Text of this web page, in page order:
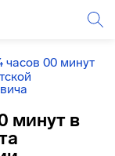
часов 00 минут
минут в